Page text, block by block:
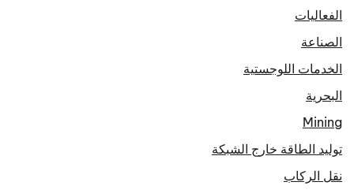
الفعاليات
الصناعة
الخدمات اللوجستية
البحرية
Mining
توليد الطاقة خارج الشبكة
نقل الركاب